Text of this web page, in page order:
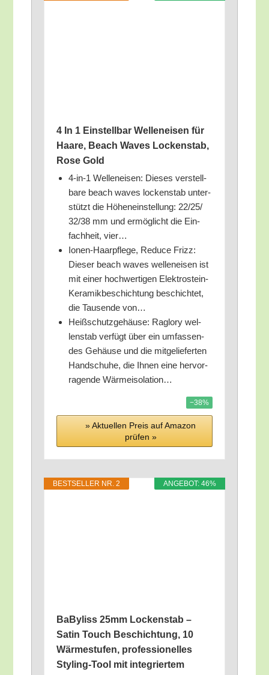
4 In 1 Ein­stell­bar Wel­len­ei­sen für
Haa­re, Beach Waves Locken­stab,
Rose Gold
4‑in‑1 Wel­len­ei­sen: Die­ses ver­stell­
ba­re beach waves locken­stab unter­
stützt die Höhen­ein­stel­lung: 22/​25/​
32/​38 mm und ermög­licht die Ein­
fach­heit, vier…
Ionen-Haar­pfle­ge, Redu­ce Frizz:
Die­ser beach waves wel­len­ei­sen ist
mit einer hoch­wer­ti­gen Elek­tro­stein-
Kera­mik­be­schich­tung beschich­tet,
die Tau­sen­de von…
Heiß­schutz­ge­häu­se: Rag­lo­ry wel­
len­stab ver­fügt über ein umfas­sen­
des Gehäu­se und die mit­ge­lie­fer­ten
Hand­schu­he, die Ihnen eine her­vor­
ra­gen­de Wärmeisolation…
−38%
» Aktu­el­len Preis auf Ama­zon
prü­fen »
ANGE­BOT: 46%
BEST­SEL­LER NR. 2
BaBy­liss 25mm Locken­stab –
Satin Touch Beschich­tung, 10
Wär­me­stu­fen, pro­fes­sio­nel­les
Sty­ling-Tool mit inte­grier­tem